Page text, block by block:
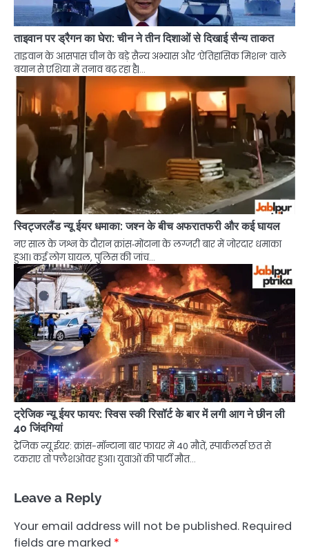
ताइवान पर ड्रैगन का घेरा: चीन ने तीन दिशाओं से दिखाई सैन्य ताकत
ताइवान के आसपास चीन के बड़े सैन्य अभ्यास और ‘ऐतिहासिक मिशन’ वाले
बयान से एशिया में तनाव बढ़ रहा है|…
स्विट्जरलैंड न्यू ईयर धमाका: जश्न के बीच अफरातफरी और कई घायल
नए साल के जश्न के दौरान क्रांस‑मोंटाना के लग्जरी बार में जोरदार धमाका
हुआ। कई लोग घायल, पुलिस की जांच…
ट्रेजिक न्यू ईयर फायर: स्विस स्की रिसॉर्ट के बार में लगी आग ने छीन ली
40 जिंदगियां
ट्रेजिक न्यू ईयर: क्रांस-मॉन्टाना बार फायर में 40 मौतें, स्पार्कलर्स छत से
टकराए तो फ्लैशओवर हुआ। युवाओं की पार्टी मौत…
Leave a Reply
Your email address will not be published. Required
fields are marked *